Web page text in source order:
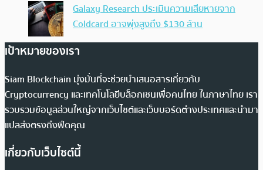
Galaxy Research ประเมินความเสียหายจาก
Coldcard อาจพุ่งสูงถึง $130 ล้าน
เป้าหมายของเรา
Siam Blockchain มุ่งมั่นที่จะช่วยนำเสนอสารเกี่ยวกับ
Cryptocurrency และเทคโนโลยีบล็อกเชนเพื่อคนไทย ในภาษาไทย เรา
รวบรวมข้อมูลส่วนใหญ่จากเว็บไซต์และเว็บบอร์ดต่างประเทศและนำมา
แปลส่งตรงถึงฟีดคุณ
เกี่ยวกับเว็บไซต์นี้